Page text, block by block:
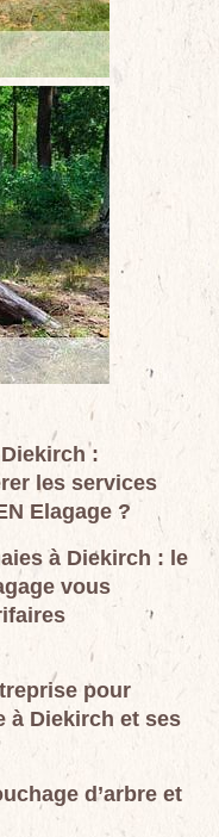
:
les services
Elagage ?
à Diekirch : le
vous
pour
à Diekirch et ses
d’arbre et